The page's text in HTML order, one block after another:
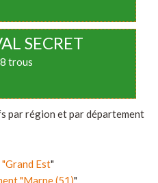
SECRET
trous
par région et par département
Est"
"Marne (51)"